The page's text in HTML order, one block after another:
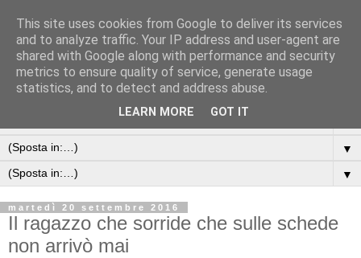
▼
▼
martedì 20 settembre 2016
Il ragazzo che sorride che sulle schede
non arrivò mai
This site uses cookies from Google to deliver its services
and to analyze traffic. Your IP address and user-agent are
shared with Google along with performance and security
metrics to ensure quality of service, generate usage
statistics, and to detect and address abuse.
LEARN MORE GOT IT